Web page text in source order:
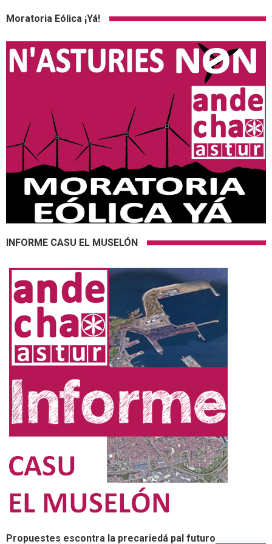
Moratoria Eólica ¡Yá!
INFORME CASU EL MUSELÓN
Propuestes escontra la precariedá pal futuro